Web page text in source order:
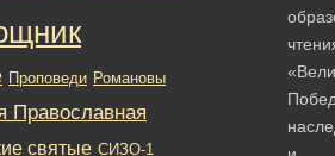
Проповеди Романовы
Православная
святые СИЗО-1